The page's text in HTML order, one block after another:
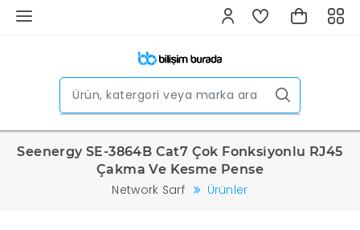
Seenergy SE-3864B Cat7 Çok Fonksiyonlu RJ45
Çakma Ve Kesme Pense
Network Sarf Ürünler